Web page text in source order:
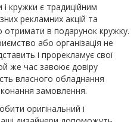
і кружки є традиційним
рекламних акцій та
отримати в подарунок кружку.
або організація не
і прорекламує свої
же час завоює довіру
власного обладнання
замовлення.
оригінальний і